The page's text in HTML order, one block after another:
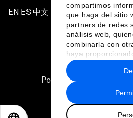
compartimos
que haga del sitio
partners de redes
análisis web,
combinarla con
haya
recopilado a partir
hecho de sus
EN ▪ES▪中文▪ 日本語
Política de privacidad y
Sitemap